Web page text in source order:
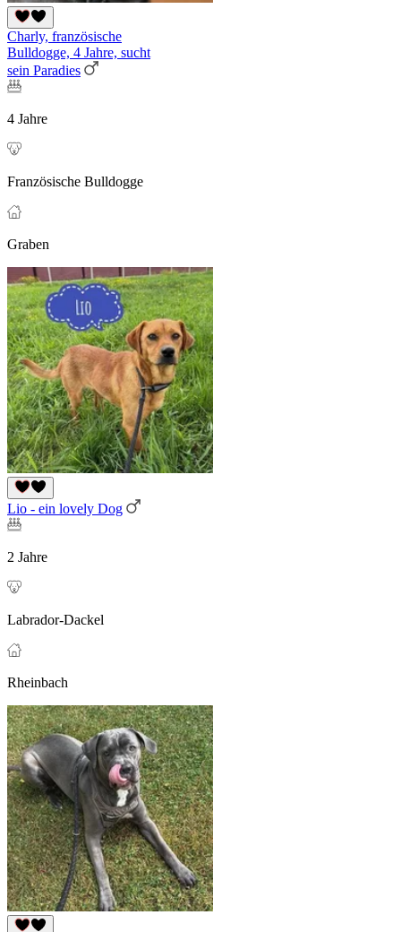
Charly, französische
Bulldogge, 4 Jahre, sucht
sein Paradies
4 Jahre
Französische Bulldogge
Graben
Lio - ein lovely Dog
2 Jahre
Labrador-Dackel
Rheinbach